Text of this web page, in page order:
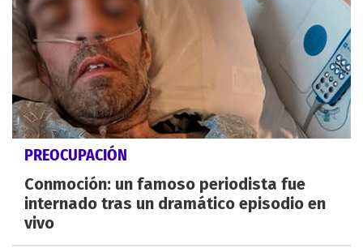
PREOCUPACIÓN
Conmoción: un famoso periodista fue
internado tras un dramático episodio en
vivo